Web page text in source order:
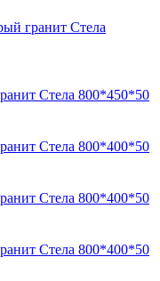
гранит Стела
Стела 800*450*50
Стела 800*400*50
Стела 800*400*50
Стела 800*400*50